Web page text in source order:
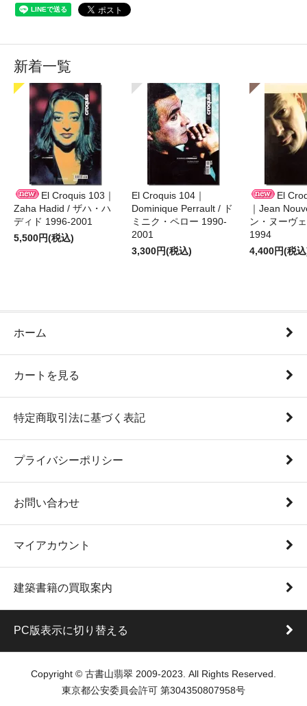
新着一覧
El Croquis 103｜
Zaha Hadid / ザハ・ハ
ディド 1996-2001
5,500円(税込)
El Croquis 104｜
Dominique Perrault / ド
ミニク・ペロー 1990-
2001
3,300円(税込)
El
｜Jean
ン・ヌーヴ
1994
4,400円(税
ホーム
カートを見る
特定商取引法に基づく表記
プライバシーポリシー
お問い合わせ
マイアカウント
建築書籍の買取案内
PC版表示に切り替える
Copyright © 古書山翡翠 2009-2023. All Rights Reserved.
東京都公安委員会許可 第304350807958号